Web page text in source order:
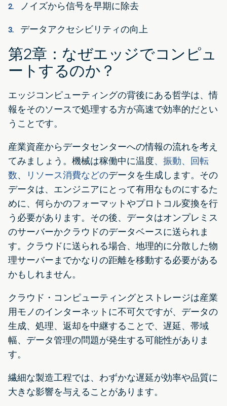
ノイズから信号を早期に除去
データアクセシビリティの向上
第2章：なぜエッジでコンピュ
ートするのか？
エッジコンピューティングの背後にある哲学は、情
報をそのソースで処理する方が高速で効率的だとい
うことです。
産業資産からデータセンターへの情報の流れを考え
てみましょう。機械は稼働中に温度、振動、回転
数、 リソース消費などのデータを生成します。その
データは、エンジニアにとって有用なものにするた
めに、何らかのフォーマットやプロトコル変換を行
う必要があります。その後、データはオンプレミス
のサーバーかクラウドのデータベースに送られま
す。クラウドに送られる場合、地理的に分散した物
理サーバーまでかなりの距離を移動する必要がある
かもしれません。
クラウド・コンピューティングとストレージは産業
用モノのインターネットに不可欠ですが、データの
生成、処理、返却を中継することで、遅延、帯域
幅、データ管理の問題が発生する可能性がありま
す。
繊細な製造工程では、わずかな遅延が効率や品質に
大きな影響を与えることがあります。